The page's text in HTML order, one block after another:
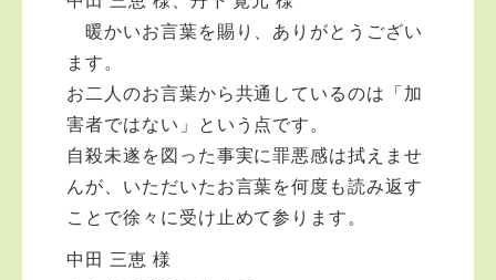
暖かいお言葉を賜り、ありがとうござい
ます。
お二人のお言葉から共通しているのは「加
害者ではない」という点です。
自殺未遂を図った事実に罪悪感は拭えませ
んが、いただいたお言葉を何度も読み返す
ことで徐々に受け止めて参ります。
中田 三恵 様